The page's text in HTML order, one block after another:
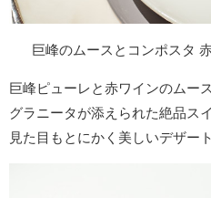
巨峰のムースとコンポスタ
巨峰ピューレと赤ワインのムー
グラニータが添えられた絶品ス
見た目もとにかく美しいデザー